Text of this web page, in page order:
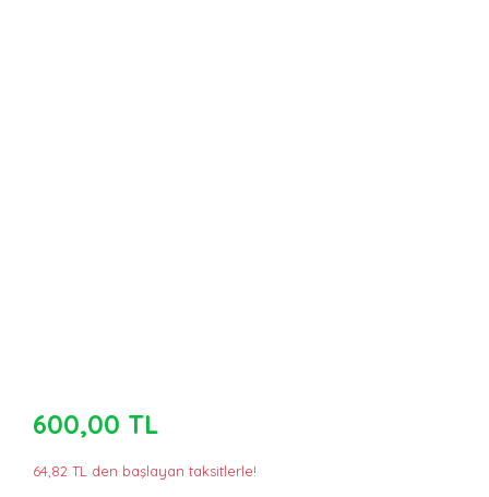
600,00 TL
64,82 TL den başlayan taksitlerle!